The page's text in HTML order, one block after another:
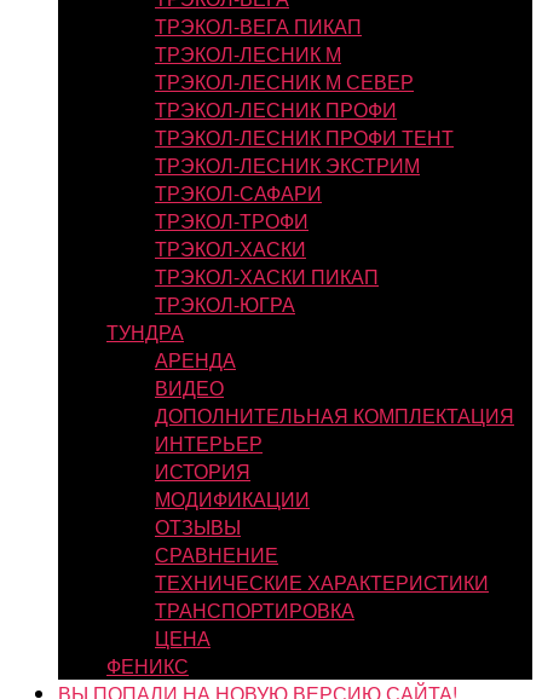
ТРЭКОЛ-ВЕГА ПИКАП
ТРЭКОЛ-ЛЕСНИК М
ТРЭКОЛ-ЛЕСНИК М СЕВЕР
ТРЭКОЛ-ЛЕСНИК ПРОФИ
ТРЭКОЛ-ЛЕСНИК ПРОФИ ТЕНТ
ТРЭКОЛ-ЛЕСНИК ЭКСТРИМ
ТРЭКОЛ-САФАРИ
ТРЭКОЛ-ТРОФИ
ТРЭКОЛ-ХАСКИ
ТРЭКОЛ-ХАСКИ ПИКАП
ТРЭКОЛ-ЮГРА
ТУНДРА
АРЕНДА
ВИДЕО
ДОПОЛНИТЕЛЬНАЯ КОМПЛЕКТАЦИЯ
ИНТЕРЬЕР
ИСТОРИЯ
МОДИФИКАЦИИ
ОТЗЫВЫ
СРАВНЕНИЕ
ТЕХНИЧЕСКИЕ ХАРАКТЕРИСТИКИ
ТРАНСПОРТИРОВКА
ЦЕНА
ФЕНИКС